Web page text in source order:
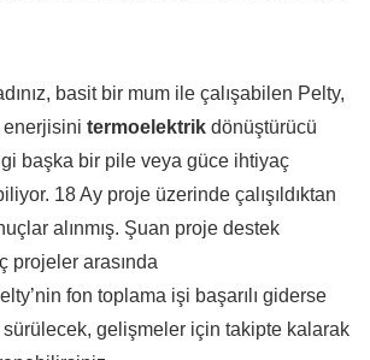
basit bir mum ile çalışabilen Pelty,
enerjisini termoelektrik dönüştürücü
başka bir pile veya güce ihtiyaç
18 Ay proje üzerinde çalışıldıktan
alınmış. Şuan proje destek
projeler arasında
fon toplama işi başarılı giderse
gelişmeler için takipte kalarak